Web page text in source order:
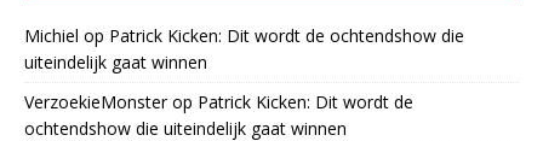
Michiel op Patrick Kicken: Dit wordt de ochtendshow die
uiteindelijk gaat winnen
VerzoekieMonsterop Patrick Kicken: Dit wordt de
ochtendshow die uiteindelijk gaat winnen